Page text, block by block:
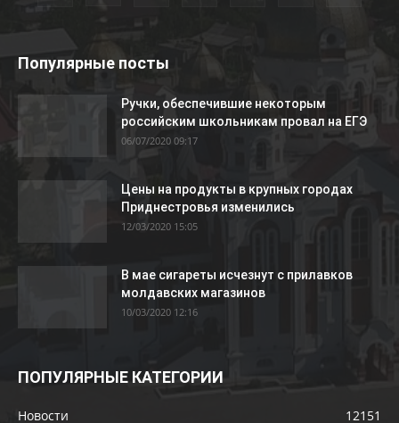
Популярные посты
Ручки, обеспечившие некоторым
российским школьникам провал на ЕГЭ
06/07/2020 09:17
Цены на продукты в крупных городах
Приднестровья изменились
12/03/2020 15:05
В мае сигареты исчезнут с прилавков
молдавских магазинов
10/03/2020 12:16
ПОПУЛЯРНЫЕ КАТЕГОРИИ
Новости 12151